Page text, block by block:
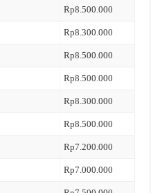
Rp8.500.000
Rp8.300.000
Rp8.500.000
Rp8.500.000
Rp8.300.000
Rp8.500.000
Rp7.200.000
Rp7.000.000